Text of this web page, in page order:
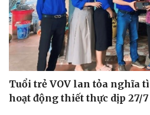
Tuổi trẻ VOV lan tỏa nghĩa
hoạt động thiết thực dịp 27/7